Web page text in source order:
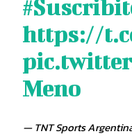
https://
Meno
— TNT Sports